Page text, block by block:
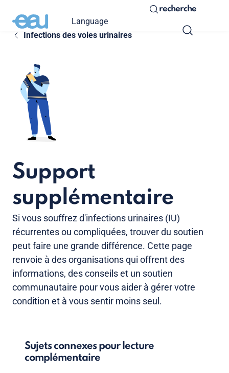
Language
recherche
Infections des voies urinaires
Support
supplémentaire
Si vous souffrez d'infections urinaires (IU)
récurrentes ou compliquées, trouver du soutien
peut faire une grande différence. Cette page
renvoie à des organisations qui offrent des
informations, des conseils et un soutien
communautaire pour vous aider à gérer votre
condition et à vous sentir moins seul.
Sujets connexes pour lecture
complémentaire